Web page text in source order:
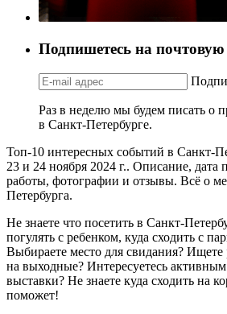
Подпишетесь на
Раз в неделю мы будем писать о
в Санкт-Петербурге.
Топ-10 интересных событий в Санкт-
23 и 24 ноября 2024 г.. Описание, дата
работы, фотографии и отзывы. Всё о
Петербурга.
Не знаете что посетить в Санкт-
погулять с ребенком, куда сходить с
Выбираете место для свидания? Ищете
на выходные? Интересуетесь
выставки? Не знаете куда сходить на
поможет!